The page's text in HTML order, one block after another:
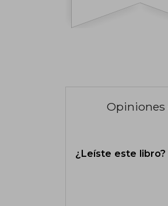
Opiniones
¿Leíste este libro?